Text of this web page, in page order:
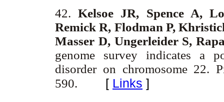
42.Kelsoe JR, Spence A,
Remick R, Flodman P,
Masser D, Ungerleider S,
genome survey indicates a
disorder on chromosome 22.
590. [ Links ]